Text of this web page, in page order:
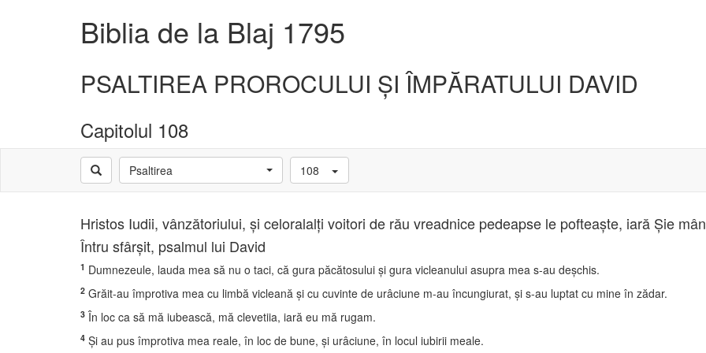
Biblia de la Blaj 1795
PSALTIREA PROROCULUI ŞI ÎMPĂRATULUI DAVID
Capitolul 108
Psaltirea 108
Hristos Iudii, vânzătoriului, şi celoralalţi voitori de rău vreadnice pedeapse le pofteaşte, iară Şie
Întru sfârşit, psalmul lui David
1 Dumnezeule, lauda mea să nu o taci, că gura păcătosului şi gura vicleanului asupra mea s-au deşchis.
2 Grăit-au împrotiva mea cu limbă vicleană şi cu cuvinte de urâciune m-au încungiurat, şi s-au luptat cu mine în zădar.
3 În loc ca să mă iubească, mă clevetiia, iară eu mă rugam.
4 Şi au pus împrotiva mea reale, în loc de bune, şi urâciune, în locul iubirii meale.